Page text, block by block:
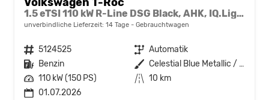
1.5 eTSI 110 kW R-Line DSG Black, AHK, IQ.Light, Kamera, el. Klappe, Winter, 19-Zoll
unverbindliche Lieferzeit: 14 Tage Gebrauchtwagen
Fahrzeugnr. 5124525 Getriebe Automatik
Kraftstoff Benzin Außenfarbe
Celestial Blue Metallic / Dach schwarz
Leistung 110 kW (150 PS) Kilometerstand 10 km
01.07.2026